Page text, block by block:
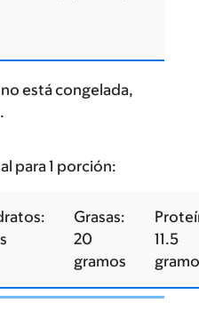
está congelada,
para 1 porción:
Grasas:
20
gramos
11.5